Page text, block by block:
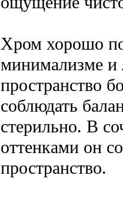
Хром хорошо
минимализме и
пространство
соблюдать
стерильно. В
оттенками он
пространство.